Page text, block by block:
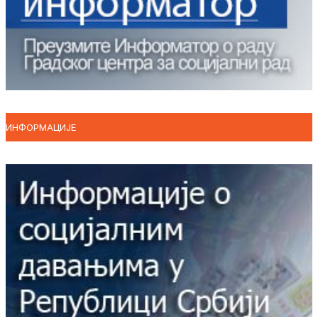
ИНФОРМАЦИЈЕ